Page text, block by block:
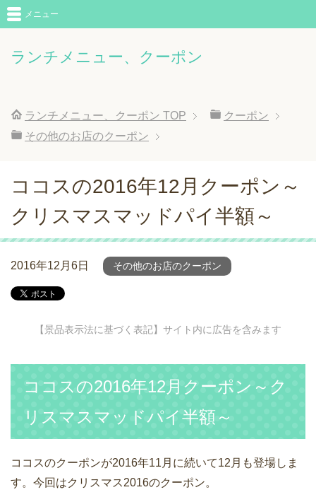
ランチメニュー、クーポン
メニュー
ランチメニュー、クーポン TOP
クーポン
その他のお店のクーポン
ココスの2016年12月クーポン～
クリスマスマッドパイ半額～
2016年12月6日 その他のお店のクーポン
【景品表示法に基づく表記】サイト内に広告を含みます
ココスの2016年12月クーポン～ク
リスマスマッドパイ半額～
ココスのクーポンが2016年11月に続いて12月も登場しま
す。今回はクリスマス2016のクーポン。